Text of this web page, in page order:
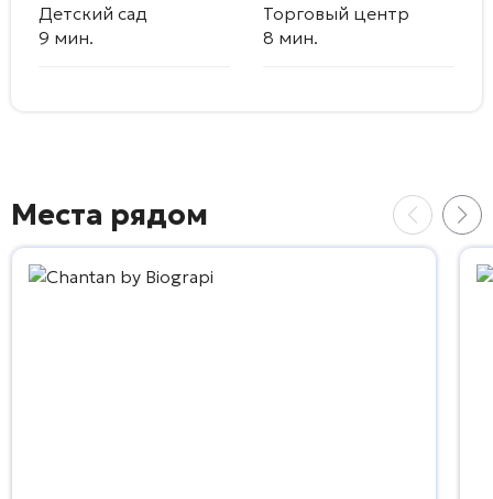
Детский сад
9 мин.
Торговый центр
8 мин.
Места рядом